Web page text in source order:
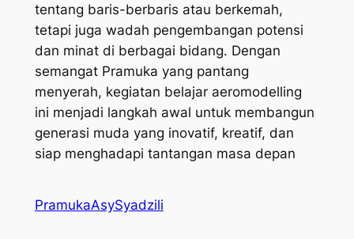
tentang baris-berbaris atau berkemah,
tetapi juga wadah pengembangan potensi
dan minat di berbagai bidang. Dengan
semangat Pramuka yang pantang
menyerah, kegiatan belajar aeromodelling
ini menjadi langkah awal untuk membangun
generasi muda yang inovatif, kreatif, dan
siap menghadapi tantangan masa depan
PramukaAsySyadzili